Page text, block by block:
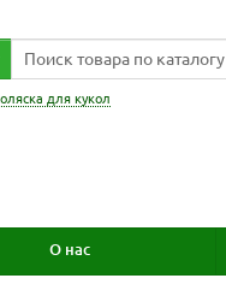
для кукол
О нас